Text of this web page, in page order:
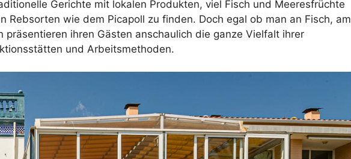
Gerichte mit lokalen Produkten, viel Fisch und Meeresfrüchte
Rebsorten wie dem Picapoll zu finden. Doch egal ob man an Fisch, am
ihren Gästen anschaulich die ganze Vielfalt ihrer
und Arbeitsmethoden.